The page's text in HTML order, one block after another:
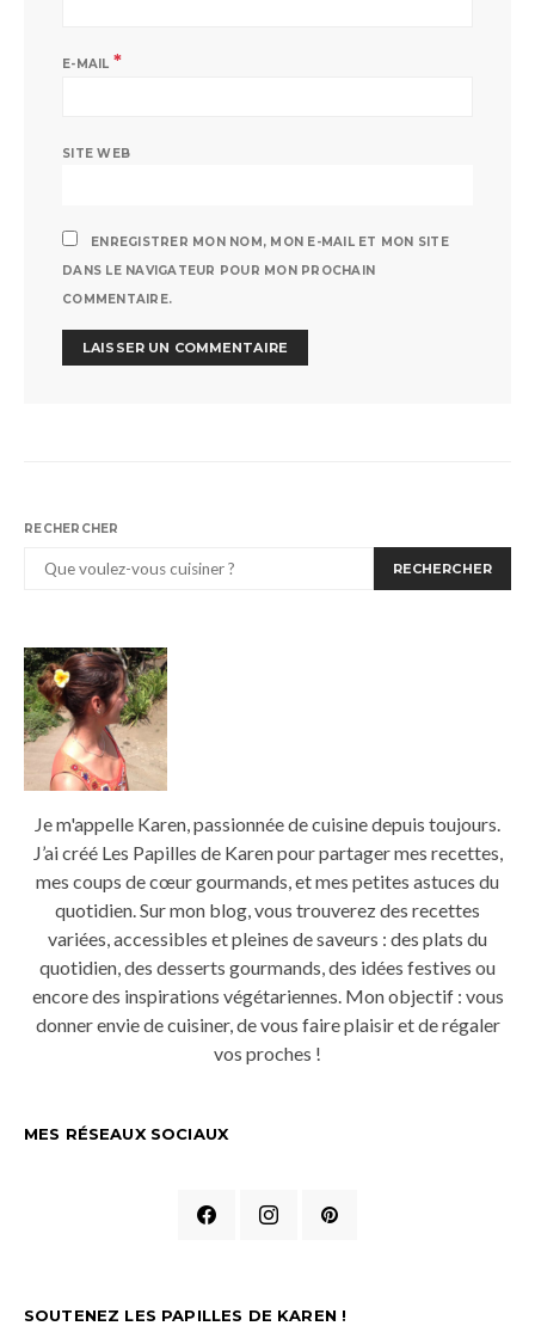
E-MAIL *
SITE WEB
ENREGISTRER MON NOM, MON E-MAIL ET MON SITE
DANS LE NAVIGATEUR POUR MON PROCHAIN
COMMENTAIRE.
RECHERCHER
RECHERCHER
Je m'appelle Karen, passionnée de cuisine depuis toujours.
J’ai créé Les Papilles de Karen pour partager mes recettes,
mes coups de cœur gourmands, et mes petites astuces du
quotidien. Sur mon blog, vous trouverez des recettes
variées, accessibles et pleines de saveurs : des plats du
quotidien, des desserts gourmands, des idées festives ou
encore des inspirations végétariennes. Mon objectif : vous
donner envie de cuisiner, de vous faire plaisir et de régaler
vos proches !
MES RÉSEAUX SOCIAUX
SOUTENEZ LES PAPILLES DE KAREN !